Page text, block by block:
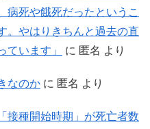
病死や餓死だったというこ
。やはりきちんと過去の直
ています」
に 匿名 より
なのか に 匿名 より
接種開始時期」が死亡者数